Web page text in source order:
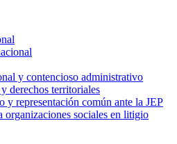
y contencioso administrativo
derechos territoriales
y representación común ante la JEP
organizaciones sociales en litigio